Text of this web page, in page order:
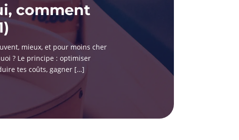
comment
mieux, et pour moins cher
? Le principe : optimiser
tes coûts, gagner […]